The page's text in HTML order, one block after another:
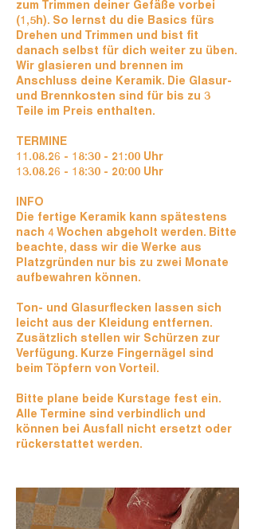
zum Trimmen deiner Gefäße vorbei
(1,5h). So lernst du die Basics fürs
Drehen und Trimmen und bist fit
danach selbst für dich weiter zu üben.
Wir glasieren und brennen im
Anschluss deine Keramik. Die Glasur-
und Brennkosten sind für bis zu 3
Teile im Preis enthalten.
TERMINE
11.08.26 - 18:30 - 21:00 Uhr
13.08.26 - 18:30 - 20:00 Uhr
INFO
Die fertige Keramik kann spätestens
nach 4 Wochen abgeholt werden. Bitte
beachte, dass wir die Werke aus
Platzgründen nur bis zu zwei Monate
aufbewahren können.
Ton- und Glasurflecken lassen sich
leicht aus der Kleidung entfernen.
Zusätzlich stellen wir Schürzen zur
Verfügung. Kurze Fingernägel sind
beim Töpfern von Vorteil.
Bitte plane beide Kurstage fest ein.
Alle Termine sind verbindlich und
können bei Ausfall nicht ersetzt oder